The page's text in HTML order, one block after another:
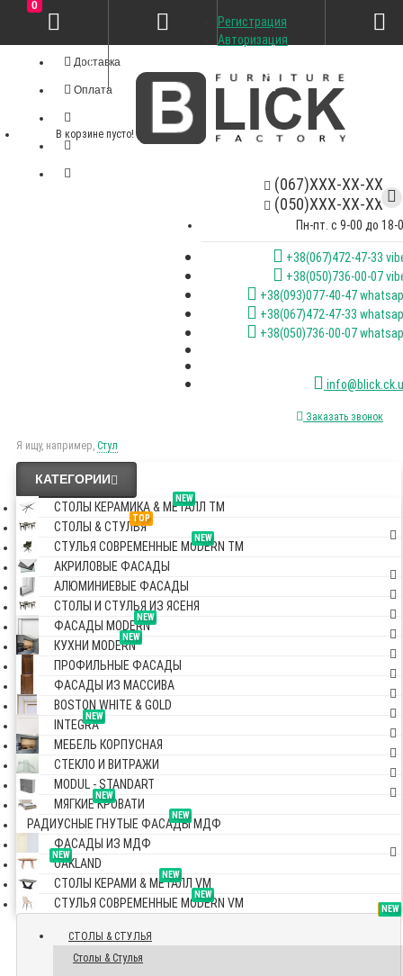
Доставка
Оплата
(067)XXX-XX-XX
(050)XXX-XX-XX
Пн-пт. с 9-00 до 18-
+38(067)472-47-33
+38(050)736-00-07
+38(093)077-40-47
+38(067)472-47-33
+38(050)736-00-07
Заказать звонок
Я ищу, например, Стул
Регистрация
Авторизация
0
В корзине пусто!
КАТЕГОРИИ
NEW
СТОЛЫ КЕРАМИКА & МЕТАЛЛ TM
TOP
СТОЛЫ & СТУЛЬЯ
NEW
СТУЛЬЯ СОВРЕМЕННЫЕ MODERN TM
АКРИЛОВЫЕ ФАСАДЫ
АЛЮМИНИЕВЫЕ ФАСАДЫ
СТОЛЫ И СТУЛЬЯ ИЗ ЯСЕНЯ
NEW
ФАСАДЫ MODERN
NEW
КУХНИ MODERN
ПРОФИЛЬНЫЕ ФАСАДЫ
ФАСАДЫ ИЗ МАССИВА
BOSTON WHITE & GOLD
NEW
INTEGRA
МЕБЕЛЬ КОРПУСНАЯ
СТЕКЛО И ВИТРАЖИ
MODUL - STANDART
NEW
МЯГКИЕ КРОВАТИ
NEW
РАДИУСНЫЕ ГНУТЫЕ ФАСАДЫ МДФ
ФАСАДЫ ИЗ МДФ
NEW
OAKLAND
NEW
СТОЛЫ КЕРАМИ & МЕТАЛЛ VM
NEW
СТУЛЬЯ СОВРЕМЕННЫЕ MODERN VM TOP
СТОЛЫ & СТУЛЬЯ
Столы & Стулья
NEW
NEW
NEW